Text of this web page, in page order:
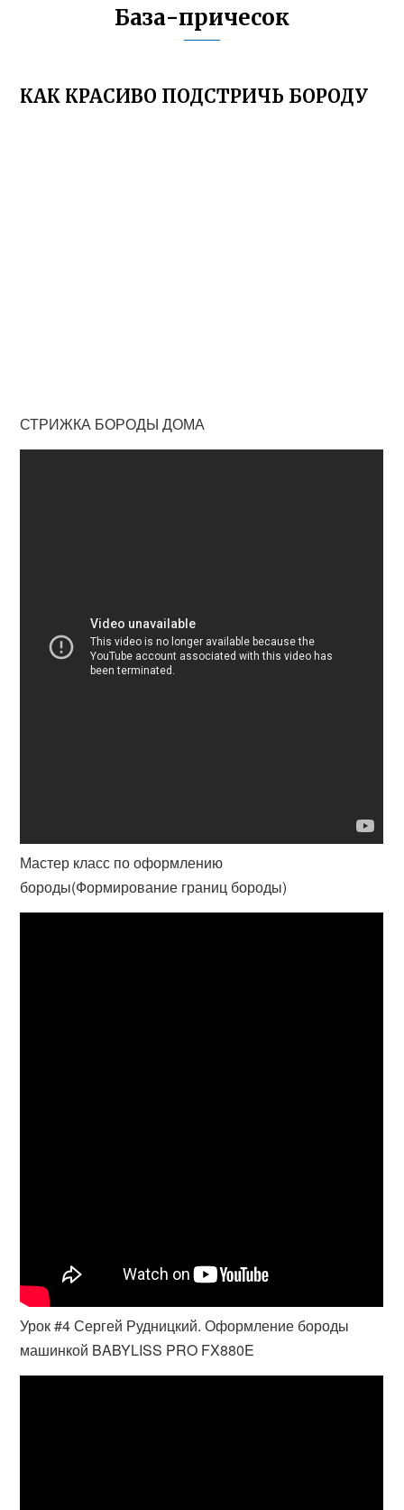
База-причесок
КАК КРАСИВО ПОДСТРИЧЬ БОРОДУ
СТРИЖКА БОРОДЫ ДОМА
Мастер класс по оформлению
бороды(Формирование границ бороды)
Урок #4 Сергей Рудницкий. Оформление бороды
машинкой BABYLISS PRO FX880E